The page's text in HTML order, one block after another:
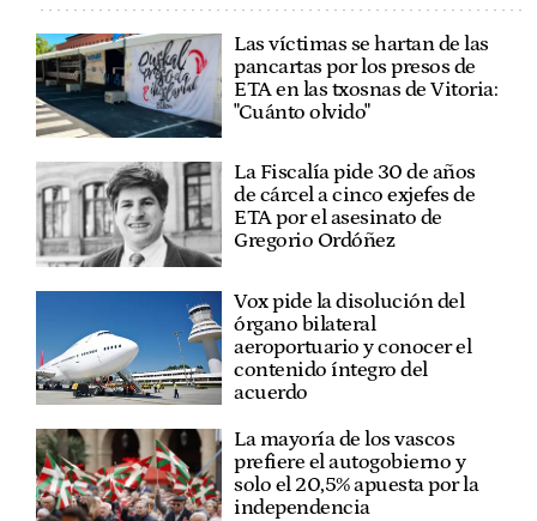
Las víctimas se hartan de las
pancartas por los presos de
ETA en las txosnas de Vitoria:
"Cuánto olvido"
La Fiscalía pide 30 de años
de cárcel a cinco exjefes de
ETA por el asesinato de
Gregorio Ordóñez
Vox pide la disolución del
órgano bilateral
aeroportuario y conocer el
contenido íntegro del
acuerdo
La mayoría de los vascos
prefiere el autogobierno y
solo el 20,5% apuesta por la
independencia